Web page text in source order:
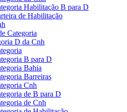
Habilitação B para D
de Habilitação
Categoria
D da Cnh
B para D
Bahia
Barreiras
Cnh
de B para D
de Cnh